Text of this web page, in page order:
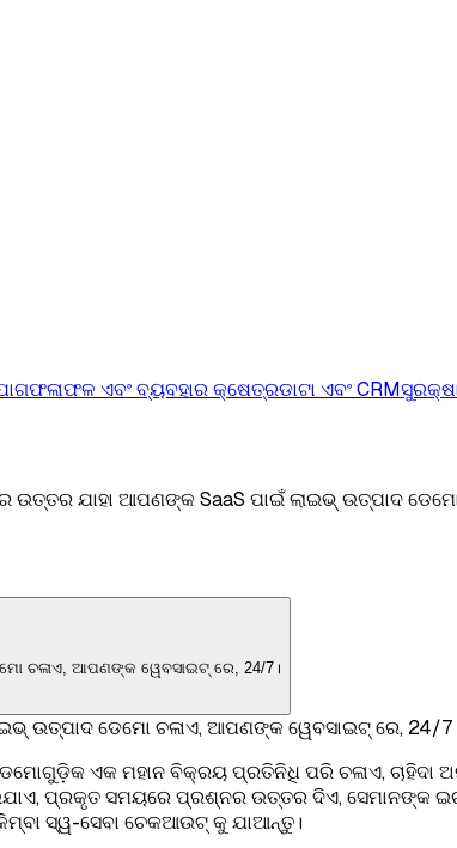
ଫଳାଫଳ ଏବଂ ବ୍ୟବହାର କ୍ଷେତ୍ରଡାଟା ଏବଂ CRM
ଯାହା ଆପଣଙ୍କ SaaS ପାଇଁ ଲାଇଭ୍ ଉତ୍ପାଦ ଡେମୋ
ଚଳାଏ, ଆପଣଙ୍କ ୱେବସାଇଟ୍ ରେ, 24/7।
ଉତ୍ପାଦ ଡେମୋ ଚଳାଏ, ଆପଣଙ୍କ ୱେବସାଇଟ୍ ରେ, 24/
ଏକ ମହାନ ବିକ୍ରୟ ପ୍ରତିନିଧି ପରି ଚଳାଏ,
ପ୍ରକୃତ ସମୟରେ ପ୍ରଶ୍ନର ଉତ୍ତର ଦିଏ, ସେମାନଙ୍କ
ସ୍ୱ-ସେବା ଚେକଆଉଟ୍ କୁ ଯାଆନ୍ତୁ।